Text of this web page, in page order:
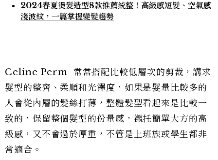
2024春夏燙髮造型8款推薦統整！高級感短髮、空氣感
淺波紋，一篇掌握變髮趨勢
Celine Perm 常常搭配比較低層次的剪裁，講求
髮型的整齊、柔順和光澤度，如果是髮量比較多的
人會從內層的髮絲打薄，整體髮型看起來是比較一
致的，保留整個髮型的份量感，襯托簡單大方的高
級感，又不會過於厚重，不管是上班族或學生都非
常適合。